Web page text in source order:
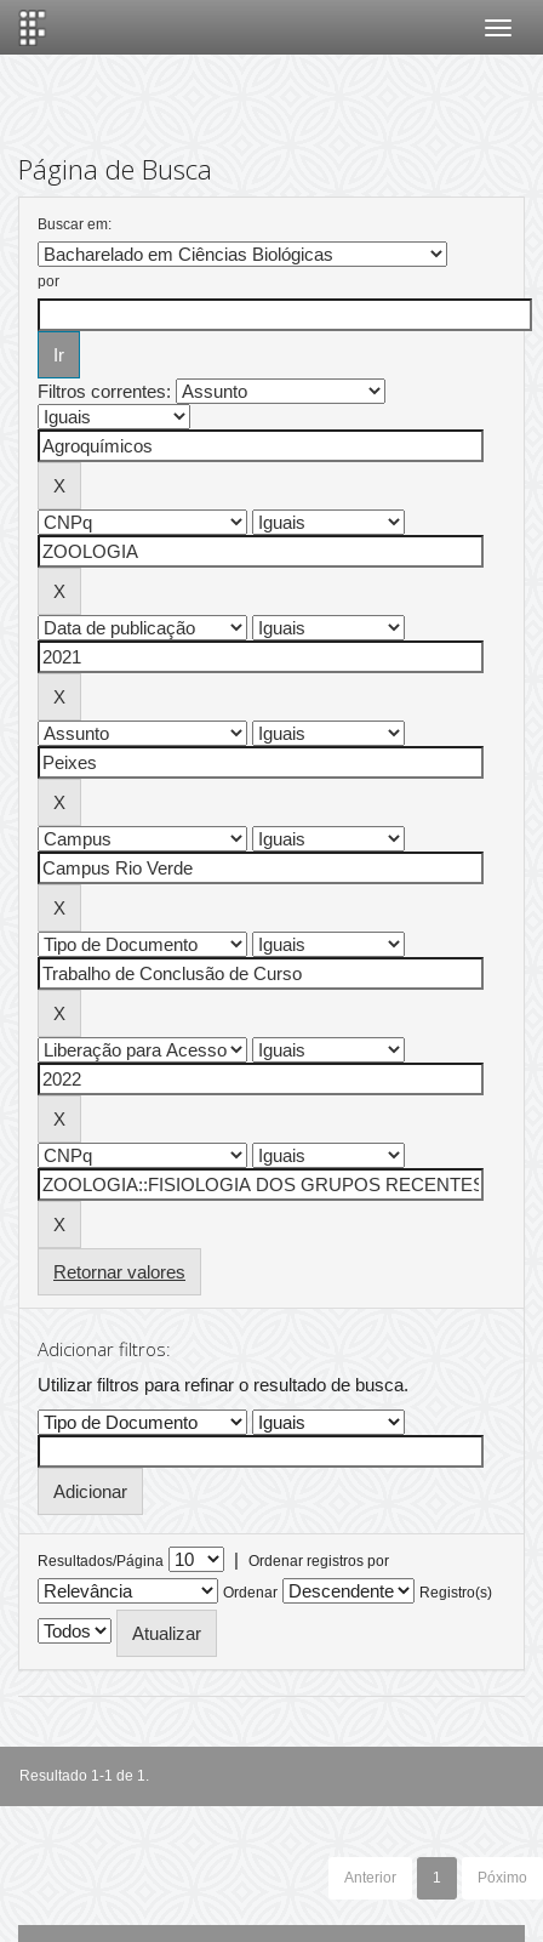
Página de Busca
Buscar em:
por
Filtros correntes:
Retornar valores
Adicionar filtros:
Utilizar filtros para refinar o resultado de busca.
Resultados/Página |
Ordenar registros por
Ordenar
Registro(s)
Resultado 1-1 de 1.
Anterior 1 Póximo